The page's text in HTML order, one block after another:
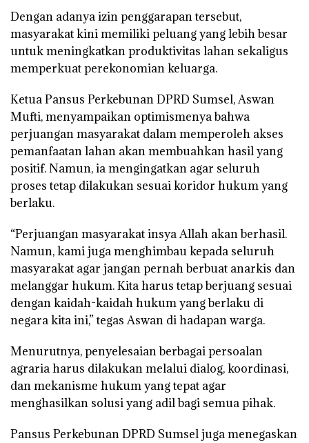
Dengan adanya izin penggarapan tersebut,
masyarakat kini memiliki peluang yang lebih besar
untuk meningkatkan produktivitas lahan sekaligus
memperkuat perekonomian keluarga.
Ketua Pansus Perkebunan DPRD Sumsel, Aswan
Mufti, menyampaikan optimismenya bahwa
perjuangan masyarakat dalam memperoleh akses
pemanfaatan lahan akan membuahkan hasil yang
positif. Namun, ia mengingatkan agar seluruh
proses tetap dilakukan sesuai koridor hukum yang
berlaku.
“Perjuangan masyarakat insya Allah akan berhasil.
Namun, kami juga menghimbau kepada seluruh
masyarakat agar jangan pernah berbuat anarkis dan
melanggar hukum. Kita harus tetap berjuang sesuai
dengan kaidah-kaidah hukum yang berlaku di
negara kita ini,” tegas Aswan di hadapan warga.
Menurutnya, penyelesaian berbagai persoalan
agraria harus dilakukan melalui dialog, koordinasi,
dan mekanisme hukum yang tepat agar
menghasilkan solusi yang adil bagi semua pihak.
Pansus Perkebunan DPRD Sumsel juga menegaskan